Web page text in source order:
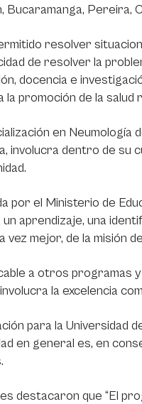
Bucaramanga, Pereira,
resolver
de resolver la
docencia e
la promoción de la
en Neumología
involucra dentro de su
por el Ministerio de
aprendizaje, una
vez mejor, de la misión
a otros programas
la excelencia
para la Universidad
en general es, en
destacaron que “El